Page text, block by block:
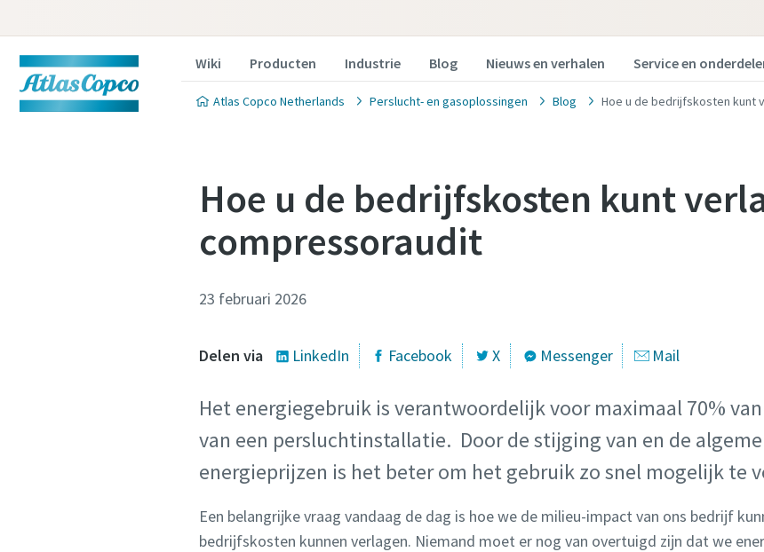
Wiki Producten Industrie Blog Nieuws en verhalen Service en
Atlas Copco Netherlands Perslucht- en gasoplossingen Blog Hoe u de bedrijfskosten kunt
Hoe u de bedrijfskosten kunt
compressoraudit
23 februari 2026
Delen via LinkedIn Facebook X Messenger Mail
Het energiegebruik is verantwoordelijk voor maximaal 70%
van een persluchtinstallatie. Door de stijging van en de
energieprijzen is het beter om het gebruik zo snel mogelijk te
Een belangrijke vraag vandaag de dag is hoe we de milieu-impact van ons bedrijf
bedrijfskosten kunnen verlagen. Niemand moet er nog van overtuigd zijn dat we